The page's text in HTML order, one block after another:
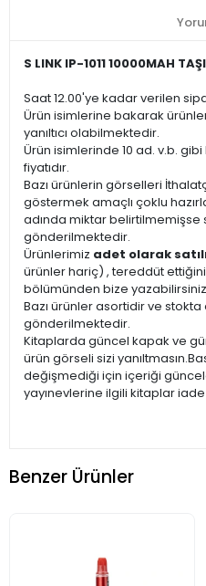
S LINK IP-1011 10000MAH
Saat 12.00'ye kadar verilen
Ürün isimlerine bakarak
yanıltıcı olabilmektedir.
Ürün isimlerinde 10 ad. v.b.
fiyatıdır.
Bazı ürünlerin görselleri
göstermek amaçlı çoklu
adında miktar
gönderilmektedir.
Ürünlerimiz adet olarak
ürünler hariç) , tereddüt
bölümünden bize
Bazı ürünler asortidir ve
gönderilmektedir.
Kitaplarda güncel kapak ve
ürün görseli sizi
değişmediği için içeriği
yayınevlerine ilgili kitaplar
Benzer Ürünler